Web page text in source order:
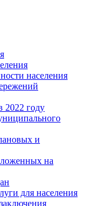
населения
году
и
на
для населения